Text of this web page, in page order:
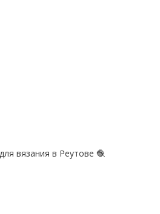
вязания в Реутове 🧶